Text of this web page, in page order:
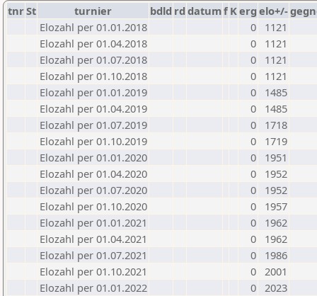
tnrSt turnier bdld rd datumf Kerg elo+/-
Elozahl per 01.01.2018
0
1121
Elozahl per 01.04.2018
0
1121
Elozahl per 01.07.2018
0
1121
Elozahl per 01.10.2018
0
1121
Elozahl per 01.01.2019
0
1485
Elozahl per 01.04.2019
0
1485
Elozahl per 01.07.2019
0
1718
Elozahl per 01.10.2019
0
1719
Elozahl per 01.01.2020
0
1951
Elozahl per 01.04.2020
0
1952
Elozahl per 01.07.2020
0
1952
Elozahl per 01.10.2020
0
1957
Elozahl per 01.01.2021
0
1962
Elozahl per 01.04.2021
0
1962
Elozahl per 01.07.2021
0
1986
Elozahl per 01.10.2021
0 2001
Elozahl per 01.01.2022
0 2023